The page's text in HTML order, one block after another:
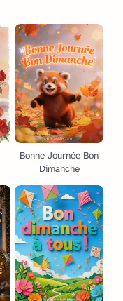
Bonne Journée Bon
Dimanche